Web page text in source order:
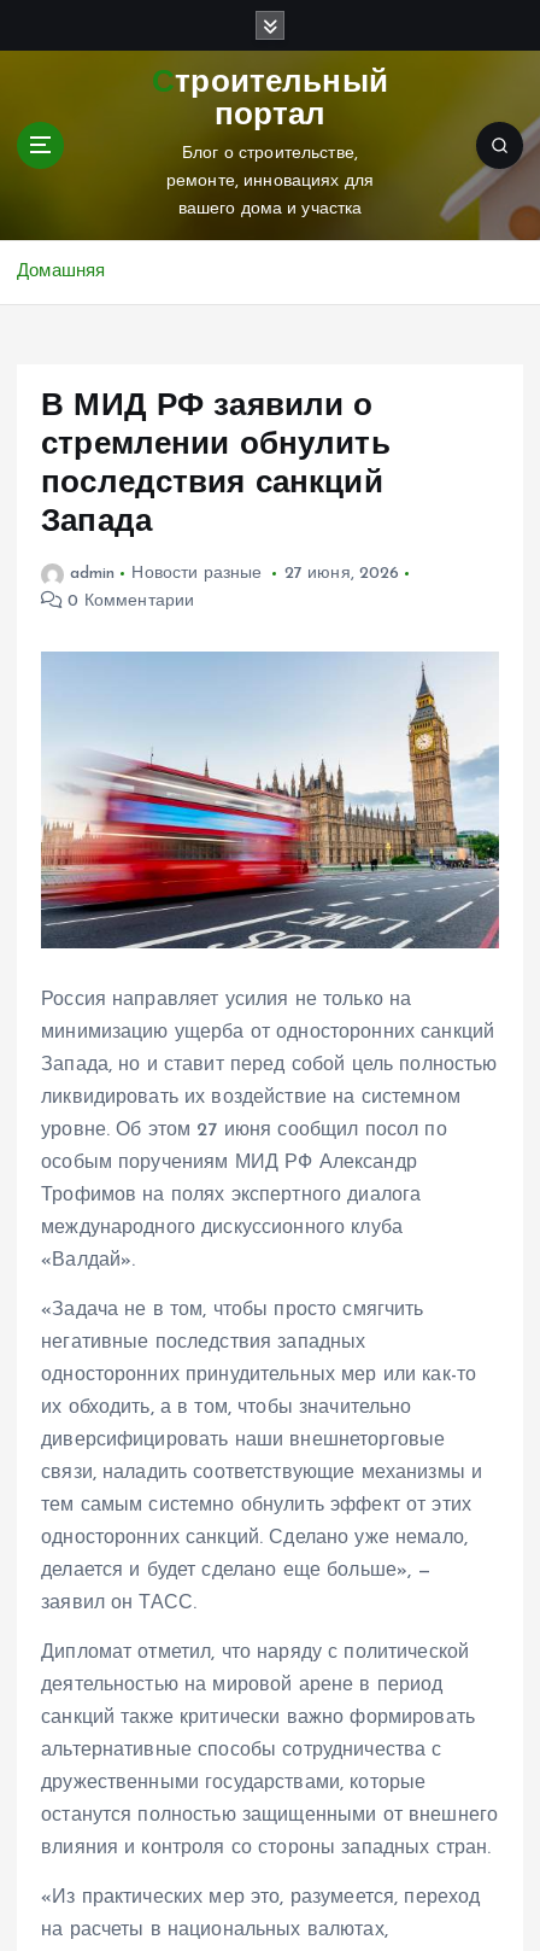
Строительный
портал
Блог о строительстве,
ремонте, инновациях для
вашего дома и участка
Домашняя
В МИД РФ заявили о
стремлении обнулить
последствия санкций
Запада
admin Новости разные
27 июня, 2026
0 Комментарии
Россия направляет усилия не только на
минимизацию ущерба от односторонних санкций
Запада, но и ставит перед собой цель полностью
ликвидировать их воздействие на системном
уровне. Об этом 27 июня сообщил посол по
особым поручениям МИД РФ Александр
Трофимов на полях экспертного диалога
международного дискуссионного клуба
«Валдай».
«Задача не в том, чтобы просто смягчить
негативные последствия западных
односторонних принудительных мер или как-то
их обходить, а в том, чтобы значительно
диверсифицировать наши внешнеторговые
связи, наладить соответствующие механизмы и
тем самым системно обнулить эффект от этих
односторонних санкций. Сделано уже немало,
делается и будет сделано еще больше», —
заявил он ТАСС.
Дипломат отметил, что наряду с политической
деятельностью на мировой арене в период
санкций также критически важно формировать
альтернативные способы сотрудничества с
дружественными государствами, которые
останутся полностью защищенными от внешнего
влияния и контроля со стороны западных стран.
«Из практических мер это, разумеется, переход
на расчеты в национальных валютах,